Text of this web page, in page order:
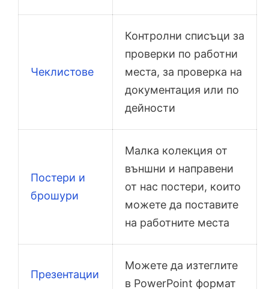
Чеклистове
Контролни списъци за
проверки по работни
места, за проверка на
документация или по
дейности
Постери и
брошури
Малка колекция от
външни и направени
от нас постери, които
можете да поставите
на работните места
Презентации
Можете да изтеглите
в PowerPoint формат